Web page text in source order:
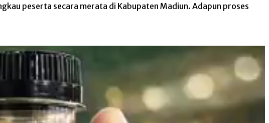
peserta secara merata di Kabupaten Madiun. Adapun proses